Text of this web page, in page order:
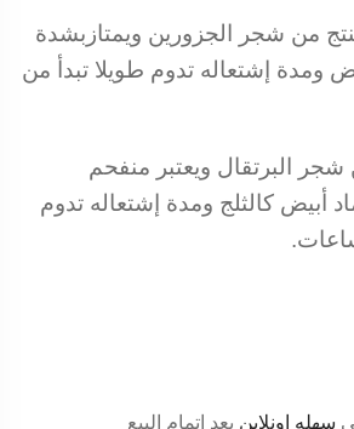
من شجر الجزورين ويمتازبشدة
ومدة إشتعاله تدوم طويلا تبدأ من
شجر البرتقال ويعتبر منفحم
أبيض كالثلج ومدة إشتعاله تدوم
سهله اونلاين بعد إتمام البيع